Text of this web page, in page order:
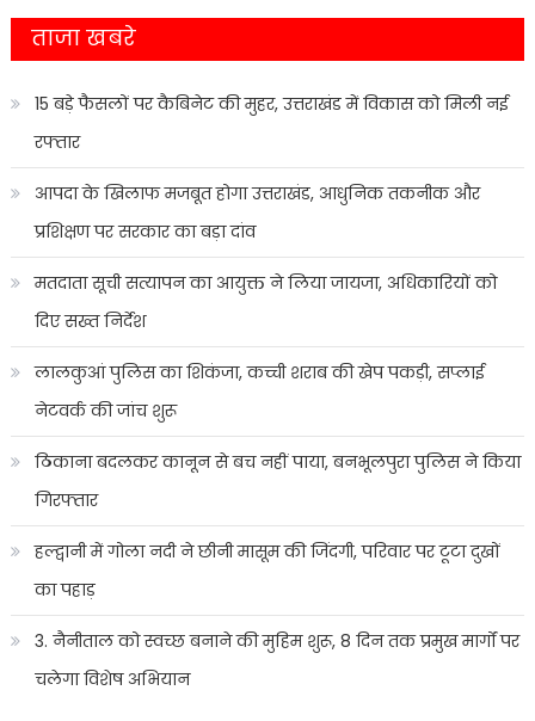
ताजा खबरे
15 बड़े फैसलों पर कैबिनेट की मुहर, उत्तराखंड में विकास को मिली नई
रफ्तार
आपदा के खिलाफ मजबूत होगा उत्तराखंड, आधुनिक तकनीक और
प्रशिक्षण पर सरकार का बड़ा दांव
मतदाता सूची सत्यापन का आयुक्त ने लिया जायजा, अधिकारियों को
दिए सख्त निर्देश
लालकुआं पुलिस का शिकंजा, कच्ची शराब की खेप पकड़ी, सप्लाई
नेटवर्क की जांच शुरू
ठिकाना बदलकर कानून से बच नहीं पाया, बनभूलपुरा पुलिस ने किया
गिरफ्तार
हल्द्वानी में गोला नदी ने छीनी मासूम की जिंदगी, परिवार पर टूटा दुखों
का पहाड़
3. नैनीताल को स्वच्छ बनाने की मुहिम शुरू, 8 दिन तक प्रमुख मार्गों पर
चलेगा विशेष अभियान